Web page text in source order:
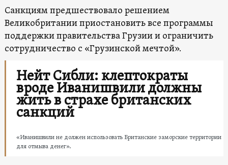
Санкциям предшествовало решением
Великобритании приостановить все программы
поддержки правительства Грузии и ограничить
сотрудничество с «Грузинской мечтой».
Нейт Сибли: клептократы
вроде Иванишвили должны
жить в страхе британских
санкций
«Иванишвили не должен использовать Британские заморские территории
для отмыва денег».